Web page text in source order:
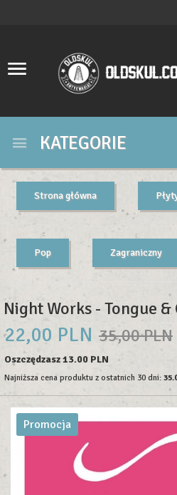
KATEGORIE
Strona główna
Pop Zagraniczny
Night Works - Tongue &
22,00 PLN 35,00 PLN
Oszczędzasz 13.00 PLN
Najniższa cena produktu z ostatnich 30 dni:
Promocja